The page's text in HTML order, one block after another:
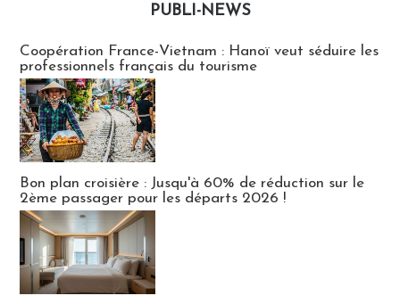
PUBLI-NEWS
Coopération France-Vietnam : Hanoï veut séduire les
professionnels français du tourisme
Bon plan croisière : Jusqu'à 60% de réduction sur le
2ème passager pour les départs 2026 !